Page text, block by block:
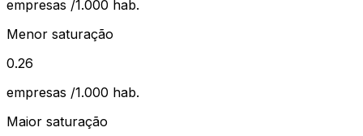
empresas /1.000 hab.
Menor saturação
0.26
empresas /1.000 hab.
Maior saturação